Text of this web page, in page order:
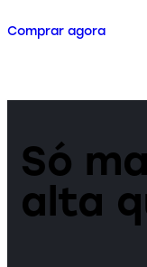
Comprar agora
Só
alta